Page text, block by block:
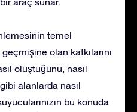
temel
olan katkılarını
oluştuğunu, nasıl
alanlarda nasıl
bu konuda